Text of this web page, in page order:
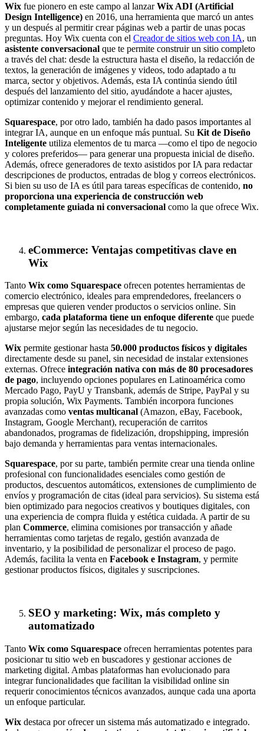
Wix fue pionero en este campo al lanzarWix ADI (Artificial
Design Intelligence) en 2016, una herramienta que marcó un antes
y un después al permitir crear páginas web a partir de unas pocas
preguntas. Hoy Wix cuenta con el Creador de sitios web con IA, un
asistente conversacional que te permite construir un sitio completo
a través del chat: desde la estructura hasta el diseño, la redacción de
textos, la generación de imágenes y videos, todo adaptado a tu
marca, sector y objetivos. Además, esta IA continúa siendo útil
después del lanzamiento del sitio, ayudándote a hacer ajustes,
optimizar contenido y mejorar el rendimiento general.
Squarespace, por otro lado, también ha dado pasos importantes al
integrar IA, aunque en un enfoque más puntual. Su Kit de Diseño
Inteligente utiliza elementos de tu marca —como el tipo de negocio
y colores preferidos— para generar una propuesta inicial de diseño.
Además, ofrece generadores de texto asistidos por IA para redactar
descripciones de productos, entradas de blog y correos electrónicos.
Si bien su uso de IA es útil para tareas específicas de contenido, no
proporciona una experiencia de construcción web
completamente guiada ni conversacional como la que ofrece Wix.
eCommerce: Ventajas competitivas clave en
Wix
Tanto Wix como Squarespace ofrecen potentes herramientas de
comercio electrónico, ideales para emprendedores, freelancers o
empresas que quieren vender productos o servicios online. Sin
embargo, cada plataforma tiene un enfoque diferente que puede
ajustarse mejor según las necesidades de tu negocio.
Wix permite gestionar hasta 50.000 productos físicos y digitales
directamente desde su panel, sin necesidad de instalar extensiones
externas. Ofrece integración nativa con más de 80 procesadores
de pago, incluyendo opciones populares en Latinoamérica como
Mercado Pago, PayU y Transbank, además de Stripe, PayPal y su
propia solución, Wix Payments. También incorpora funciones
avanzadas como ventas multicanal (Amazon, eBay, Facebook,
Instagram, Google Merchant), recuperación de carritos
abandonados, programas de fidelización, dropshipping, impresión
bajo demanda y herramientas para ventas internacionales.
Squarespace, por su parte, también permite crear una tienda online
profesional con funcionalidades esenciales como gestión de
productos, descuentos automáticos, extensiones de cumplimiento de
envíos y programación de citas (ideal para servicios). Su sistema está
bien optimizado para negocios creativos y boutiques digitales, con
una experiencia de compra fluida y estética cuidada. A partir de su
plan Commerce, elimina comisiones por transacción y añade
herramientas como tarjetas de regalo, gestión avanzada de
inventario, y la posibilidad de personalizar el proceso de pago.
Además, facilita la venta en Facebook e Instagram, y permite
gestionar productos físicos, digitales y suscripciones.
SEO y marketing: Wix, más completo y
automatizado
Tanto Wix como Squarespace ofrecen herramientas potentes para
posicionar tu sitio web en buscadores y gestionar acciones de
marketing digital. Ambas plataformas han evolucionado para
integrar funcionalidades que facilitan la visibilidad online sin
requerir conocimientos técnicos avanzados, aunque cada una aporta
un enfoque particular.
Wix destaca por ofrecer un sistema más automatizado e integrado.